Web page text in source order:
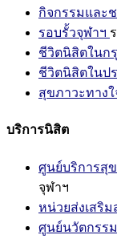
กิจกรรมและ
รอบรั้วจุฬาฯ
ชีวิตนิสิตในก
ชีวิตนิสิตในป
สุขภาวะทาง
บริการนิสิต
ศูนย์บริการสุ
จุฬาฯ
หน่วยส่งเสริ
ศูนย์นวัตกรรม